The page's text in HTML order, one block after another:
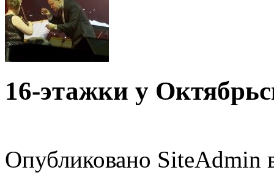
16-этажки у
Опубликовано SiteAdmin